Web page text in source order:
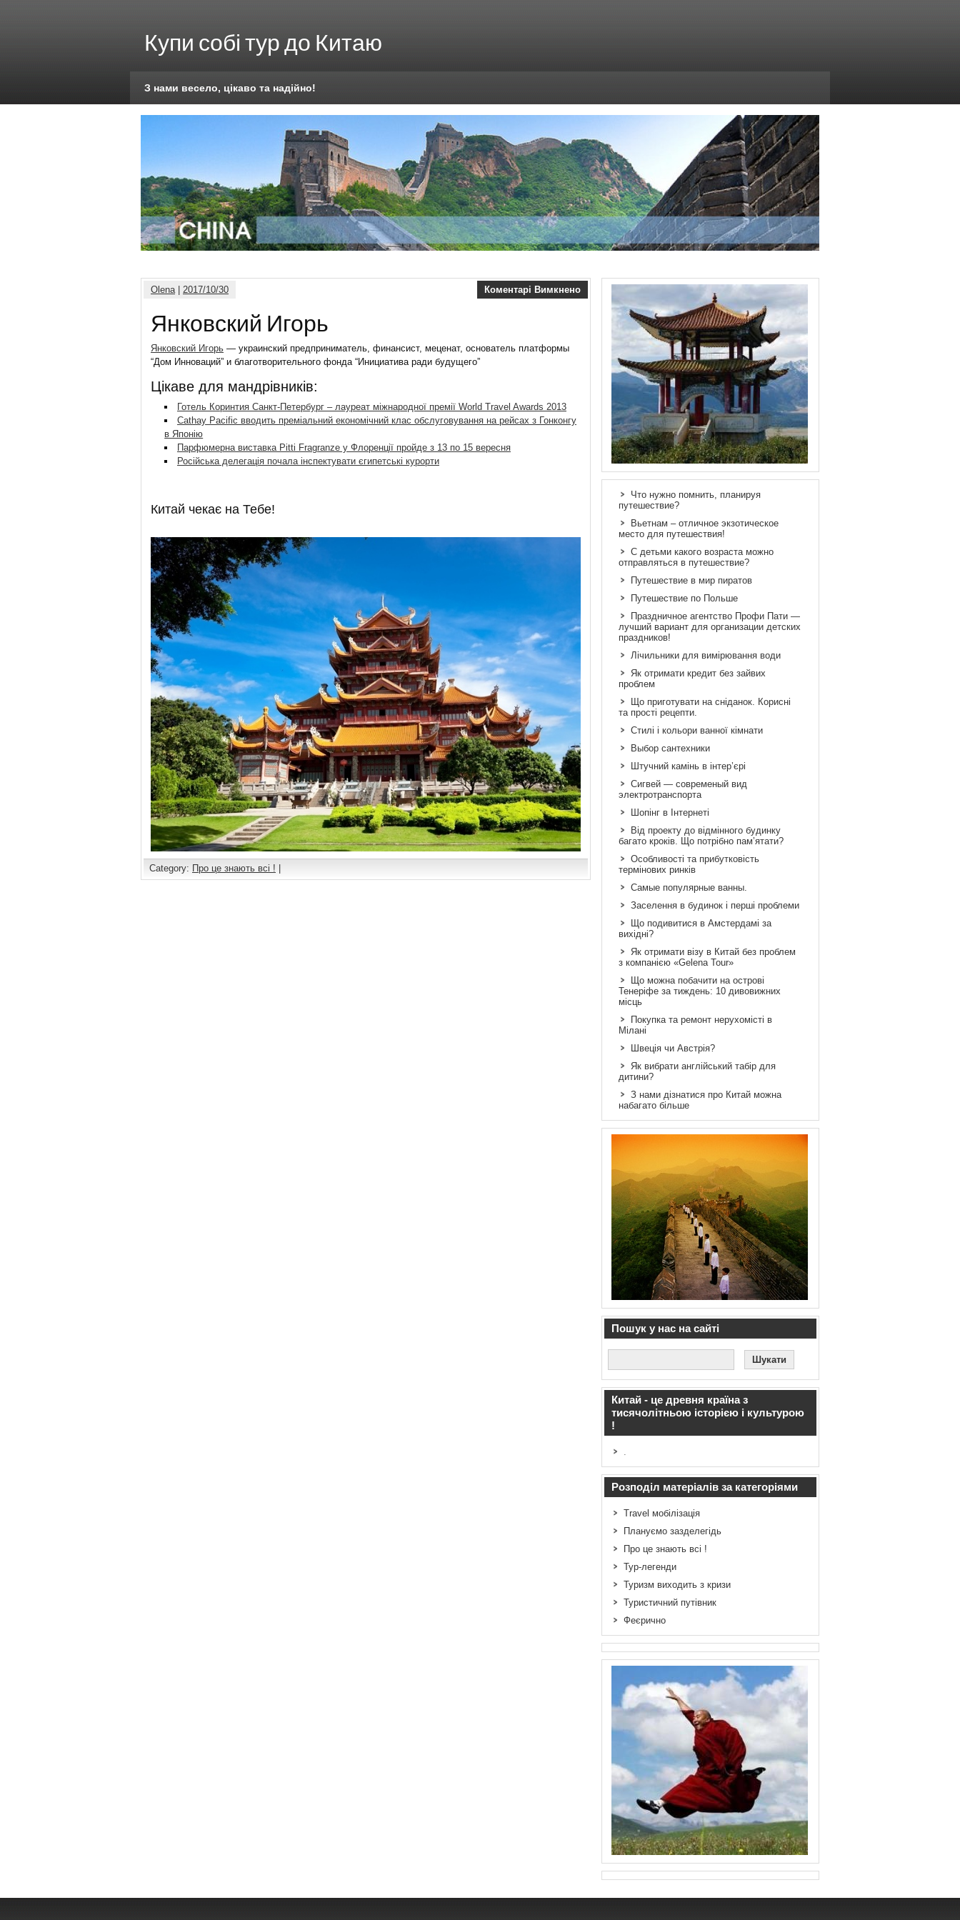
Купи собі тур до Китаю
З нами весело, цікаво та надійно!
Olena| 2017/10/30 Коментарі Вимкнено
Янковский Игорь
Янковский Игорь — украинский предприниматель, финансист, меценат, основатель платформы
“Дом Инноваций” и благотворительного фонда “Инициатива ради будущего”
Цікаве для мандрівників:
Готель Коринтия Санкт-Петербург – лауреат міжнародної премії World Travel Awards 2013
Cathay Pacific вводить преміальний економічний клас обслуговування на рейсах з Гонконгу
в Японію
Парфюмерна виставка Pitti Fragranze у Флоренції пройде з 13 по 15 вересня
Російська делегація почала інспектувати єгипетські курорти
Китай чекає на Тебе!
Category: Про це знають всі !
Что нужно помнить, планируя
путешествие?
Вьетнам – отличное экзотическое
место для путешествия!
С детьми какого возраста можно
отправляться в путешествие?
Путешествие в мир пиратов
Путешествие по Польше
Праздничное агентство Профи Пати —
лучший вариант для организации детских
праздников!
Лічильники для вимірювання води
Як отримати кредит без зайвих
проблем
Що приготувати на сніданок. Корисні
та прості рецепти.
Стилі і кольори ванної кімнати
Выбор сантехники
Штучний камінь в інтер’єрі
Сигвей — современый вид
электротранспорта
Шопінг в Інтернеті
Від проекту до відмінного будинку
багато кроків. Що потрібно пам’ятати?
Особливості та прибутковість
термінових ринків
Самые популярные ванны.
Заселення в будинок і перші проблеми
Що подивитися в Амстердамі за
вихідні?
Як отримати візу в Китай без проблем
з компанією «Gelena Tour»
Що можна побачити на острові
Тенеріфе за тиждень: 10 дивовижних
місць
Покупка та ремонт нерухомісті в
Мілані
Швеція чи Австрія?
Як вибрати англійський табір для
дитини?
З нами дізнатися про Китай можна
набагато більше
Пошук у нас на сайті
Китай - це древня країна з
тисячолітньою історією і культурою
!
.
Розподіл матеріалів за категоріями
Travel мобілізація
Плануємо зазделегідь
Про це знають всі !
Тур-легенди
Туризм виходить з кризи
Туристичний путівник
Феєрично